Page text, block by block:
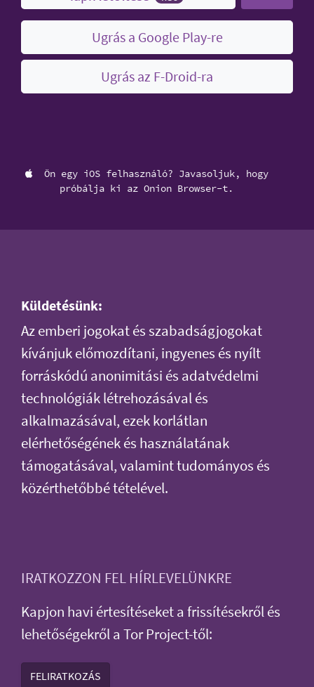
Ugrás a Google Play-re
Ugrás az F-Droid-ra
Ön egy iOS felhasználó? Javasoljuk, hogy
próbálja ki az Onion Browser-t.
Küldetésünk:
Az emberi jogokat és szabadságjogokat
kívánjuk előmozdítani, ingyenes és nyílt
forráskódú anonimitási és adatvédelmi
technológiák létrehozásával és
alkalmazásával, ezek korlátlan
elérhetőségének és használatának
támogatásával, valamint tudományos és
közérthetőbbé tételével.
IRATKOZZON FEL HÍRLEVELÜNKRE
Kapjon havi értesítéseket a frissítésekről és
lehetőségekről a Tor Project-től:
FELIRATKOZÁS